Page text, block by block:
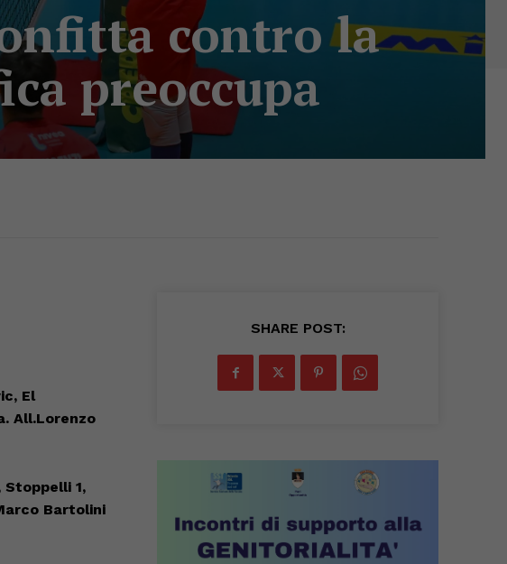
contro la
preoccupa
, El
All.Lorenzo
Stoppelli 1,
Bartolini
SHARE POST: